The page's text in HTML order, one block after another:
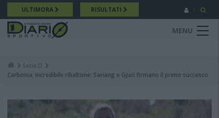
Salta
al
contenuto
principale
ULTIMORA RISULTATI
MENU
Breadcrumb
Serie D
Carbonia, incredibile ribaltone: Sariang e Gjuci firmano il primo successo